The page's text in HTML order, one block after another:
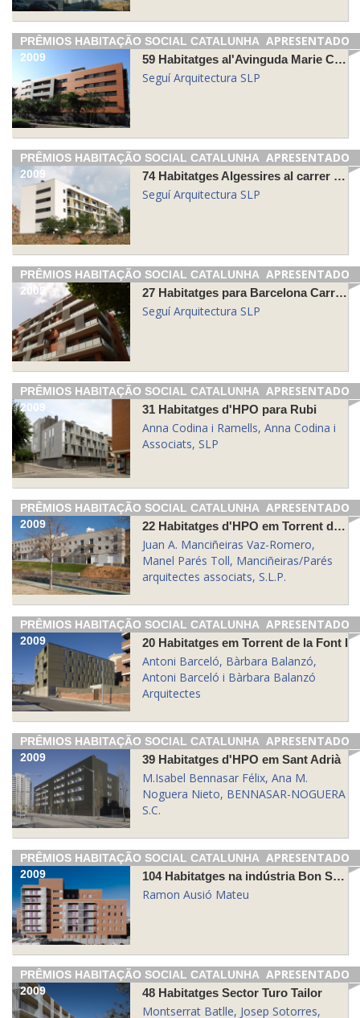
APRESENTADO
PRÊMIOS HABITAÇÃO SOCIAL CATALUNHA
2009
59 Habitatges al'Avinguda Marie Curie de Granollers
Seguí Arquitectura SLP
APRESENTADO
PRÊMIOS HABITAÇÃO SOCIAL CATALUNHA
2009
74 Habitatges Algessires al carrer de Sabadell
Seguí Arquitectura SLP
APRESENTADO
PRÊMIOS HABITAÇÃO SOCIAL CATALUNHA
2009
27 Habitatges para Barcelona Carrer Alfarràs
Seguí Arquitectura SLP
APRESENTADO
PRÊMIOS HABITAÇÃO SOCIAL CATALUNHA
2009
31 Habitatges d'HPO para Rubi
Anna Codina i Ramells, Anna Codina i
Associats, SLP
APRESENTADO
PRÊMIOS HABITAÇÃO SOCIAL CATALUNHA
2009
22 Habitatges d'HPO em Torrent de la Font IV, Unidade de Projecte 6 + AA
Juan A. Manciñeiras Vaz-Romero,
Manel Parés Toll, Manciñeiras/Parés
arquitectes associats, S.L.P.
APRESENTADO
PRÊMIOS HABITAÇÃO SOCIAL CATALUNHA
2009
20 Habitatges em Torrent de la Font I
Antoni Barceló, Bàrbara Balanzó,
Antoni Barceló i Bàrbara Balanzó
Arquitectes
APRESENTADO
PRÊMIOS HABITAÇÃO SOCIAL CATALUNHA
2009
39 Habitatges d'HPO em Sant Adrià
M.Isabel Bennasar Félix, Ana M.
Noguera Nieto, BENNASAR-NOGUERA
S.C.
APRESENTADO
PRÊMIOS HABITAÇÃO SOCIAL CATALUNHA
2009
104 Habitatges na indústria Bon Salvador Can Bertrand
Ramon Ausió Mateu
APRESENTADO
PRÊMIOS HABITAÇÃO SOCIAL CATALUNHA
2009
48 Habitatges Sector Turo Tailor
Montserrat Batlle, Josep Sotorres,